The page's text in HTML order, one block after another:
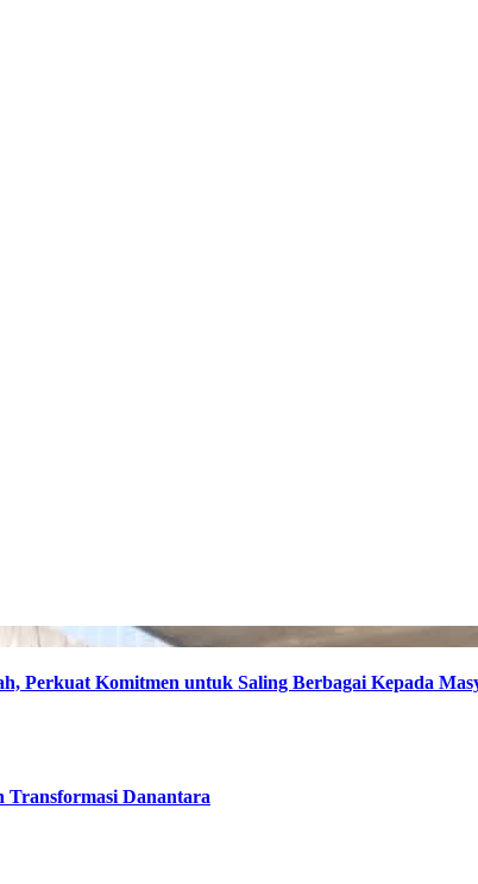
Perkuat Komitmen untuk Saling Berbagai Kepada
Transformasi Danantara